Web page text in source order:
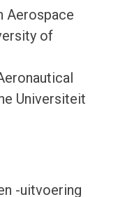
Aerospace
of
Universiteit
-uitvoering